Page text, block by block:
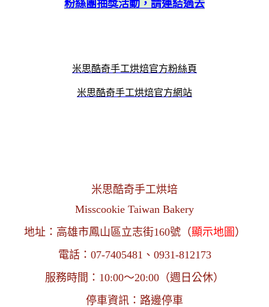
粉絲團抽獎活動，請連結過去
米思酷奇手工烘焙官方粉絲頁
米思酷奇手工烘焙官方網站
米思酷奇手工烘培
Misscookie Taiwan Bakery
地址：高雄市鳳山區立志街160號（顯示地圖 ）
電話：07-7405481、0931-812173
服務時間：10:00～20:00（週日公休）
停車資訊：路邊停車